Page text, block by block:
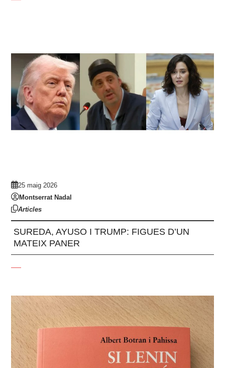
25 maig 2026
Montserrat Nadal
Articles
SUREDA, AYUSO I TRUMP: FIGUES D’UN
MATEIX PANER